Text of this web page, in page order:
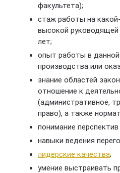
факультета);
стаж работы на
высокой
лет;
опыт работы в
производства или
знание областей
отношение к
(административное,
право), а также
понимание
навыки ведения
лидерские качества;
умение выстраивать